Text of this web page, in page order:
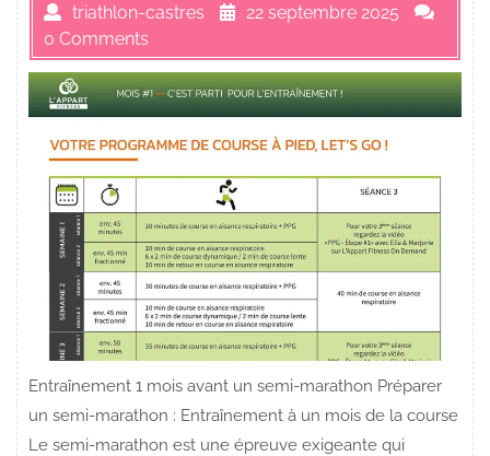
triathlon-castres
22 septembre 2025
0 Comments
Entraînement 1 mois avant un semi-marathon Préparer
un semi-marathon : Entraînement à un mois de la course
Le semi-marathon est une épreuve exigeante qui